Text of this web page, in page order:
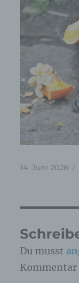
Veröffentlicht
14. Juni 2026
Du musst
Kommentar